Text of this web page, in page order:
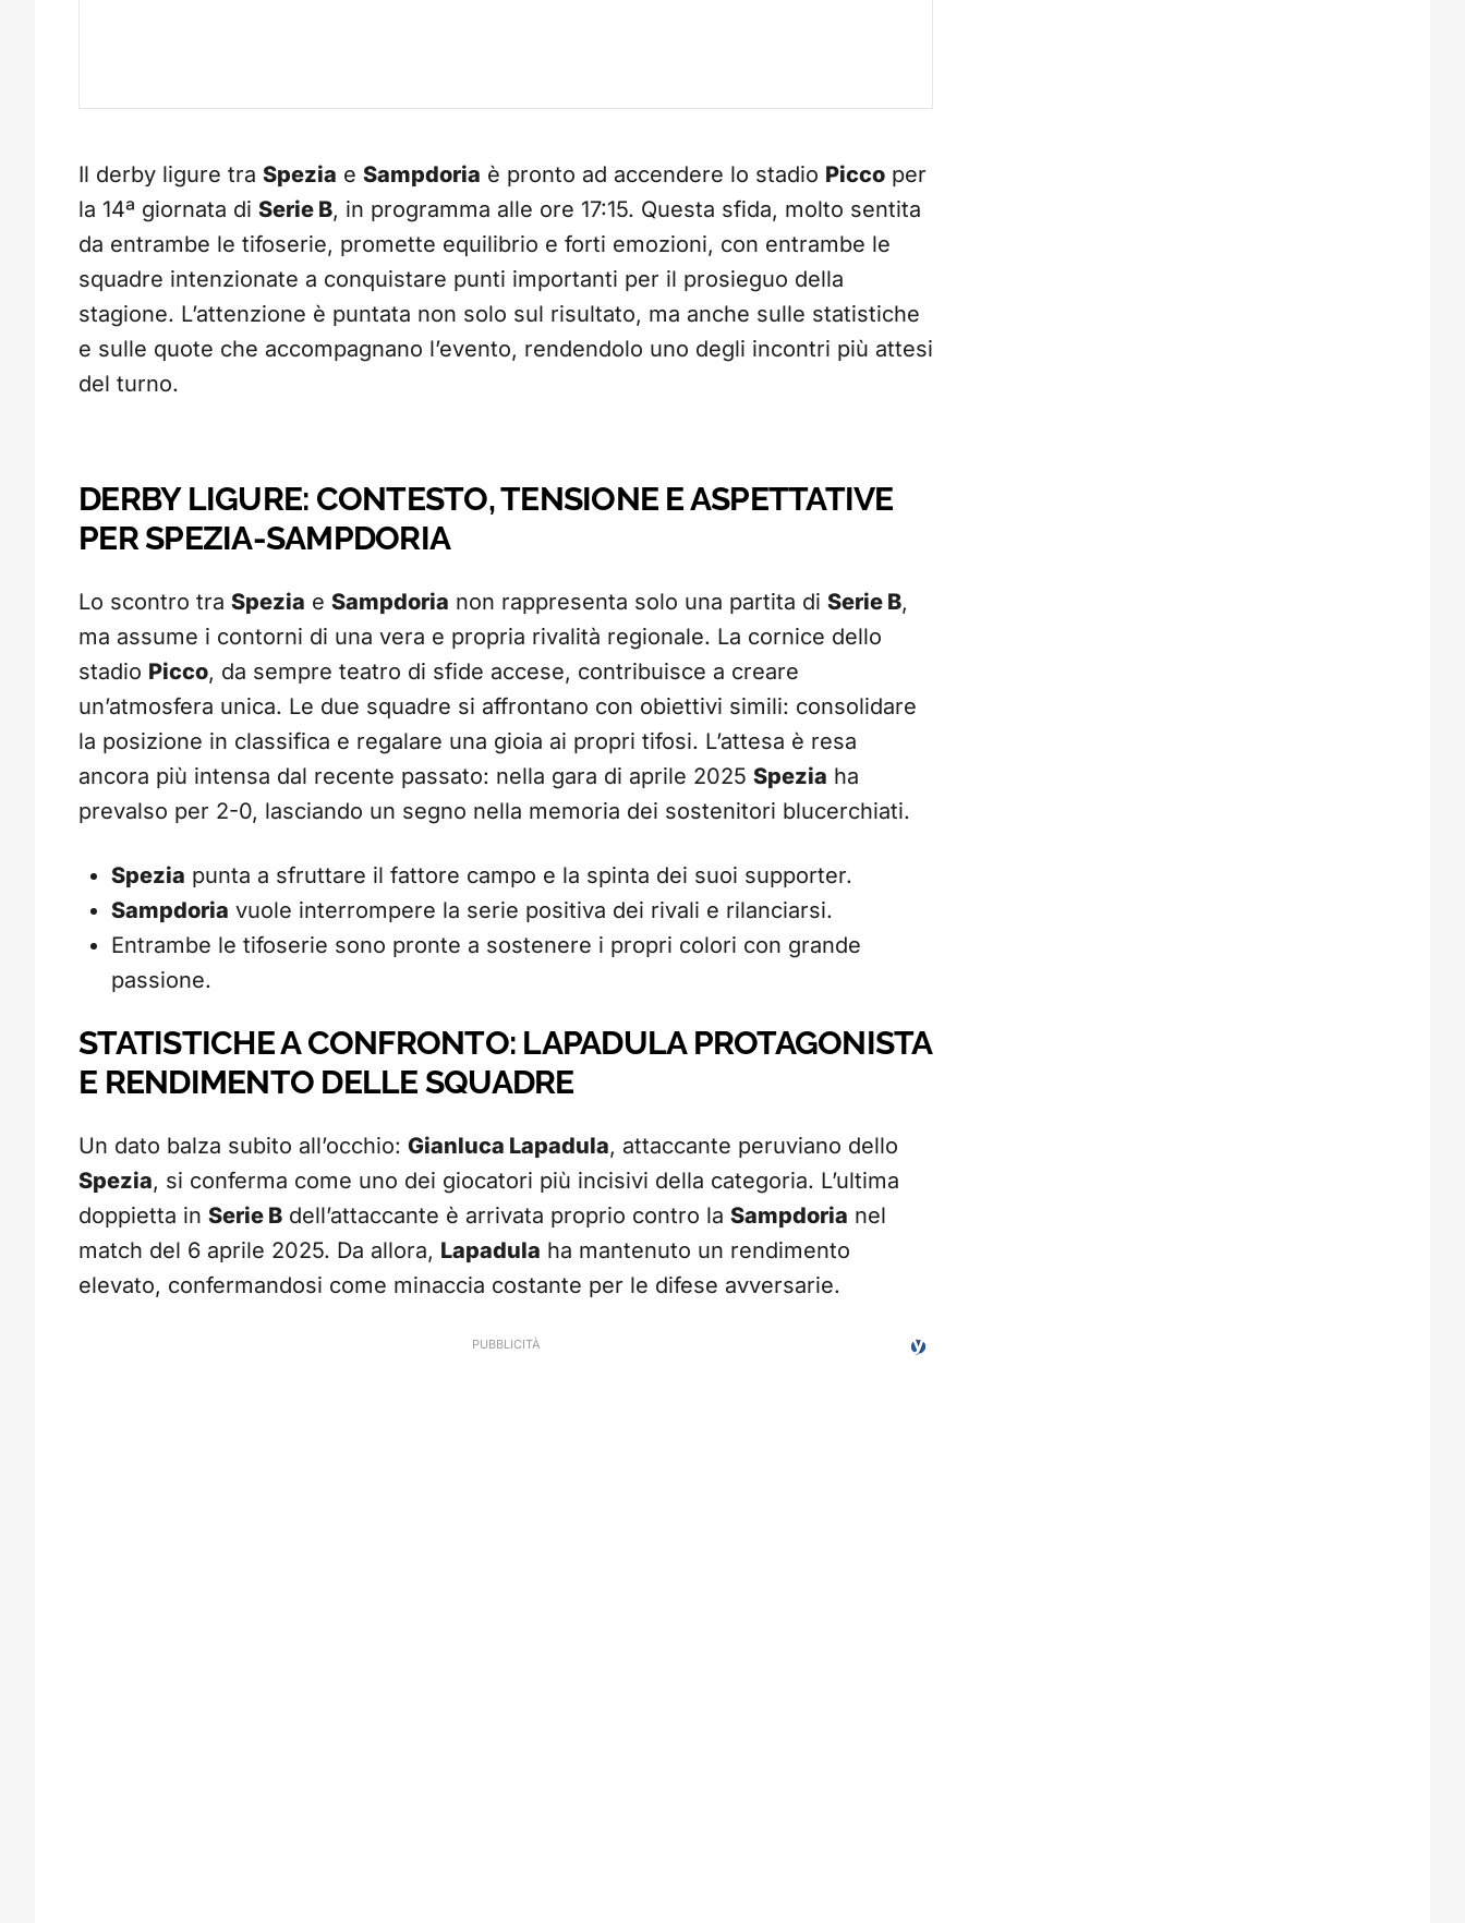
Il derby ligure tra Spezia e Sampdoria è pronto ad accendere lo stadio Picco per
la 14ª giornata di Serie B, in programma alle ore 17:15. Questa sfida, molto sentita
da entrambe le tifoserie, promette equilibrio e forti emozioni, con entrambe le
squadre intenzionate a conquistare punti importanti per il prosieguo della
stagione. L’attenzione è puntata non solo sul risultato, ma anche sulle statistiche
e sulle quote che accompagnano l’evento, rendendolo uno degli incontri più attesi
del turno.
DERBY LIGURE: CONTESTO, TENSIONE E ASPETTATIVE
PER SPEZIA-SAMPDORIA
Lo scontro tra Spezia e Sampdoria non rappresenta solo una partita di Serie B,
ma assume i contorni di una vera e propria rivalità regionale. La cornice dello
stadio Picco, da sempre teatro di sfide accese, contribuisce a creare
un’atmosfera unica. Le due squadre si affrontano con obiettivi simili: consolidare
la posizione in classifica e regalare una gioia ai propri tifosi. L’attesa è resa
ancora più intensa dal recente passato: nella gara di aprile 2025 Spezia ha
prevalso per 2-0, lasciando un segno nella memoria dei sostenitori blucerchiati.
Spezia punta a sfruttare il fattore campo e la spinta dei suoi supporter.
Sampdoria vuole interrompere la serie positiva dei rivali e rilanciarsi.
Entrambe le tifoserie sono pronte a sostenere i propri colori con grande
passione.
STATISTICHE A CONFRONTO: LAPADULA PROTAGONISTA
E RENDIMENTO DELLE SQUADRE
Un dato balza subito all’occhio: Gianluca Lapadula, attaccante peruviano dello
Spezia, si conferma come uno dei giocatori più incisivi della categoria. L’ultima
doppietta in Serie B dell’attaccante è arrivata proprio contro la Sampdoria nel
match del 6 aprile 2025. Da allora, Lapadula ha mantenuto un rendimento
elevato, confermandosi come minaccia costante per le difese avversarie.